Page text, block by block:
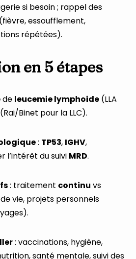
si besoin ; rappel des
(fièvre, essoufflement,
répétées).
en 5 étapes
de leucemie lymphoide (LLA
Binet pour la LLC).
: TP53, IGHV,
l’intérêt du suivi MRD.
: traitement continu vs
vie, projets personnels
: vaccinations, hygiène,
santé mentale, suivi des